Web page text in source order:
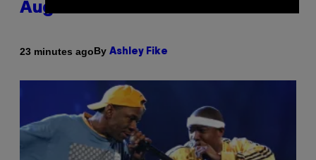
August 15
23 minutes agoBy Ashley Fike